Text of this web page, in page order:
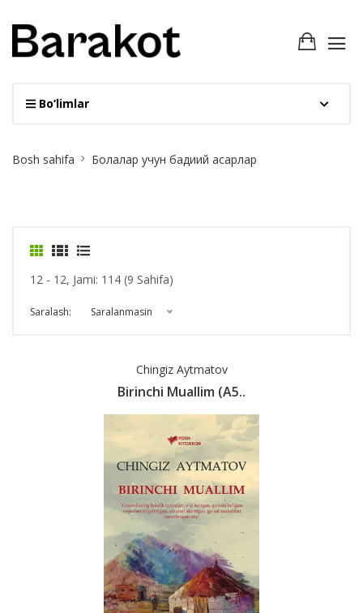
Bo‘limlar
Breadcrumb
Bosh sahifa Болалар учун бадиий асарлар
12 - 12, Jami: 114 (9 Sahifa)
Saralash: Saralanmasin
Chingiz Aytmatov
Birinchi Muallim (А5..